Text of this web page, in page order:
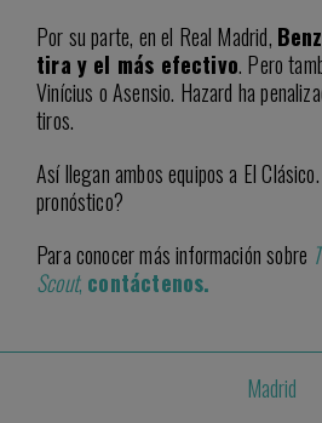
Por su parte, en el Real Madrid,
tira y el más efectivo. Pero
Vinícius o Asensio. Hazard ha
tiros.
Así llegan ambos equipos a El
pronóstico?
Para conocer más información sobre
Scout, contáctenos.
Madrid